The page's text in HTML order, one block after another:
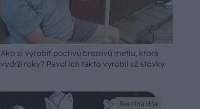
Ako si vyrobiť poctivú brezovú metlu, ktorá
vydrží roky? Pavol ich takto vyrobil už stovky
Rastlina dňa